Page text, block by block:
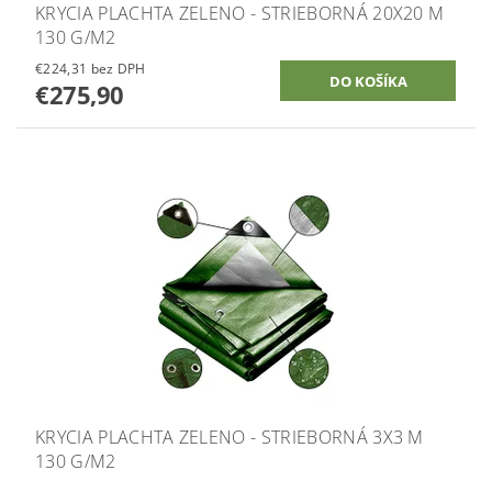
KRYCIA PLACHTA ZELENO - STRIEBORNÁ 20X20 M
130 G/M2
€224,31 bez DPH
€275,90
KRYCIA PLACHTA ZELENO - STRIEBORNÁ 3X3 M
130 G/M2